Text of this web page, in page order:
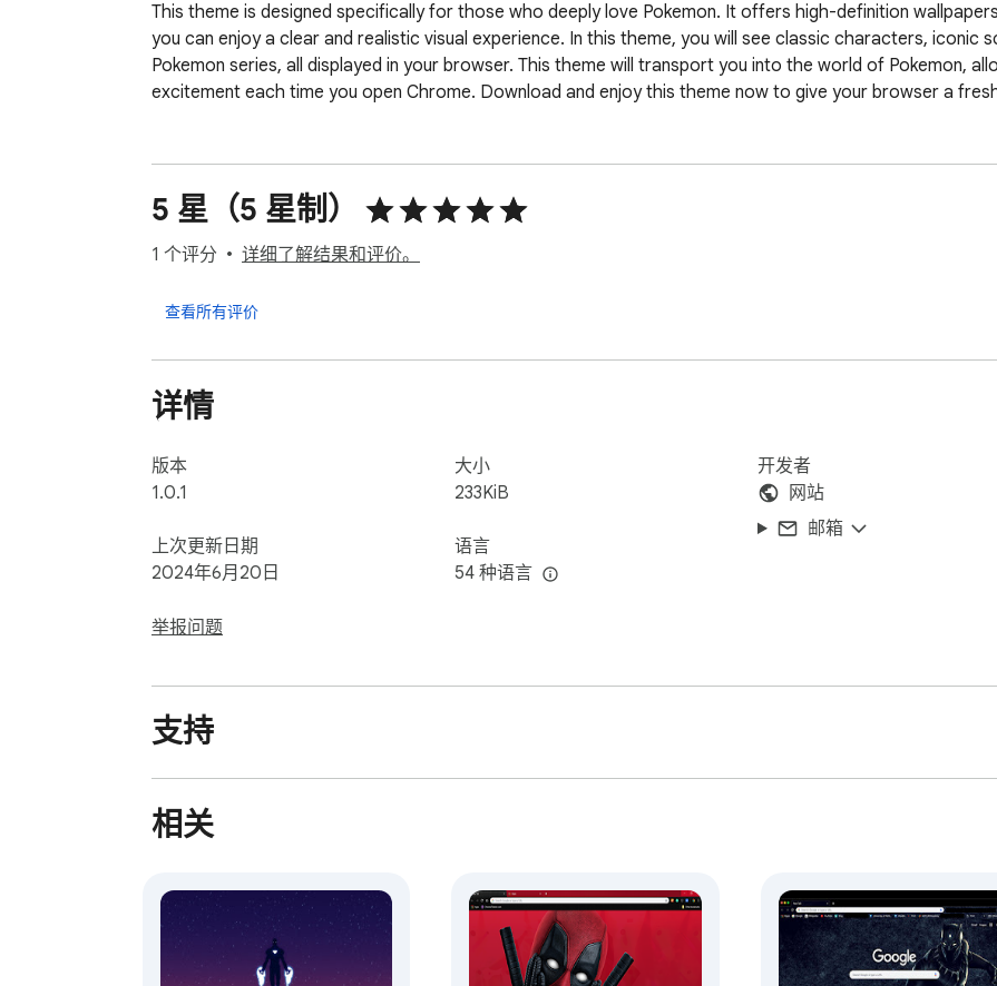
This theme is designed specifically for those who deeply love Pokemon. It offers high-definition
you can enjoy a clear and realistic visual experience. In this theme, you will see classic characters, iconic
Pokemon series, all displayed in your browser. This theme will transport you into the world of Pokemon,
excitement each time you open Chrome. Download and enjoy this theme now to give your browser a
5 星（5 星制）
1 个评分 详细了解结果和评价。
查看所有评价
详情
版本
1.0.1
上次更新日期
2024年6月20日
举报问题
大小
233KiB
语言
54 种语言
开发者
网站
邮箱
支持
相关